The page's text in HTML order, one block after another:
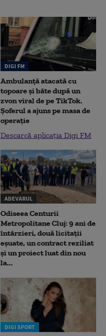
DIGI FM
Ambulanță atacată cu
topoare și bâte după un
zvon viral de pe TikTok.
Șoferul a ajuns pe masa de
operație
Descarcă aplicația Digi FM
ADEVARUL
Odiseea Centurii
Metropolitane Cluj: 9 ani de
întârzieri, două licitații
eșuate, un contract reziliat
și un proiect luat din nou
la...
DIGI SPORT